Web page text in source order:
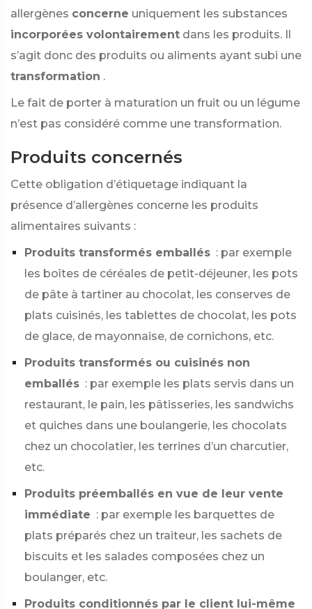
allergènes concerne uniquement les substances
incorporées volontairement dans les produits. Il
s’agit donc des produits ou aliments ayant subi une
transformation .
Le fait de porter à maturation un fruit ou un légume
n’est pas considéré comme une transformation.
Produits concernés
Cette obligation d’étiquetage indiquant la
présence d’allergènes concerne les produits
alimentaires suivants :
Produits transformés emballés : par exemple
les boîtes de céréales de petit-déjeuner, les pots
de pâte à tartiner au chocolat, les conserves de
plats cuisinés, les tablettes de chocolat, les pots
de glace, de mayonnaise, de cornichons, etc.
Produits transformés ou cuisinés non
emballés : par exemple les plats servis dans un
restaurant, le pain, les pâtisseries, les sandwichs
et quiches dans une boulangerie, les chocolats
chez un chocolatier, les terrines d’un charcutier,
etc.
Produits préemballés en vue de leur vente
immédiate : par exemple les barquettes de
plats préparés chez un traiteur, les sachets de
biscuits et les salades composées chez un
boulanger, etc.
Produits conditionnés par le client lui-même